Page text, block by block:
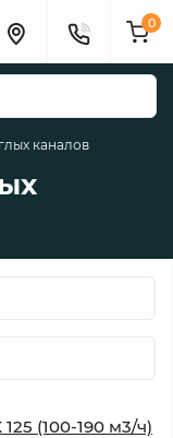
0
каналов
125 (100-190 м3/ч)